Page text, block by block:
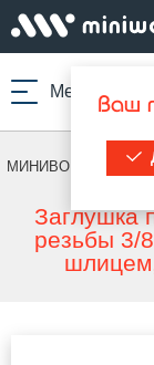
Меню Ваш
МИНИВОРКС ПРО
Заглушка
резьбы 3/